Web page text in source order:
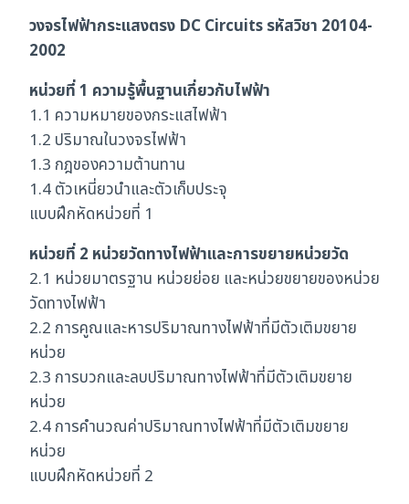
วงจรไฟฟ้ากระแสงตรง DC Circuits รหัสวิชา 20104-
2002
หน่วยที่ 1 ความรู้พื้นฐานเกี่ยวกับไฟฟ้า
1.1 ความหมายของกระแสไฟฟ้า
1.2 ปริมาณในวงจรไฟฟ้า
1.3 กฎของความต้านทาน
1.4 ตัวเหนี่ยวนำและตัวเก็บประจุ
แบบฝึกหัดหน่วยที่ 1
หน่วยที่ 2 หน่วยวัดทางไฟฟ้าและการขยายหน่วยวัด
2.1 หน่วยมาตรฐาน หน่วยย่อย และหน่วยขยายของหน่วย
วัดทางไฟฟ้า
2.2 การคูณและหารปริมาณทางไฟฟ้าที่มีตัวเติมขยาย
หน่วย
2.3 การบวกและลบปริมาณทางไฟฟ้าที่มีตัวเติมขยาย
หน่วย
2.4 การคำนวณค่าปริมาณทางไฟฟ้าที่มีตัวเติมขยาย
หน่วย
แบบฝึกหัดหน่วยที่ 2